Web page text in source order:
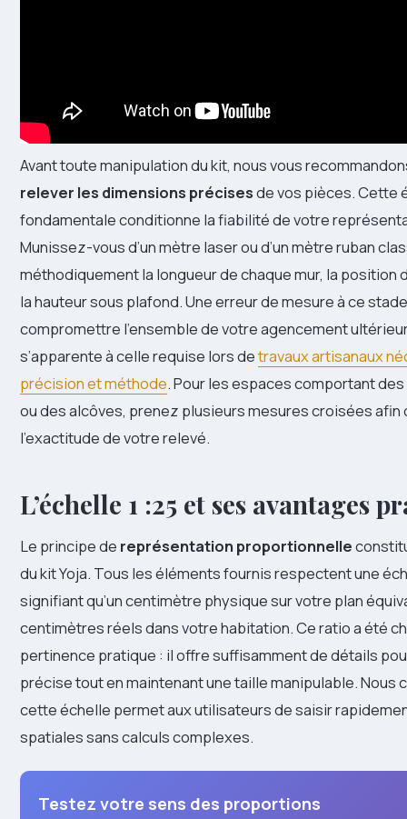
Avant toute manipulation du kit, nous vous
relever les dimensions précisesde vos pièces. Cette
fondamentale conditionne la fiabilité de votre
Munissez-vous d’un mètre laser ou d’un mètre ruban
méthodiquement la longueur de chaque mur, la position
la hauteur sous plafond. Une erreur de mesure à ce
compromettre l’ensemble de votre agencement
s’apparente à celle requise lors detravaux artisanaux
précision et méthode. Pour les espaces comportant
ou des alcôves, prenez plusieurs mesures croisées afin
l’exactitude de votre relevé.
L’échelle 1 :25 et ses avantages
Le principe de représentation proportionnelle
du kit Yoja. Tous les éléments fournis respectent une
signifiant qu’un centimètre physique sur votre plan
centimètres réels dans votre habitation. Ce ratio a été
pertinence pratique : il offre suffisamment de détails
précise tout en maintenant une taille manipulable. Nous
cette échelle permet aux utilisateurs de saisir
spatiales sans calculs complexes.
Testez votre sens des proportions